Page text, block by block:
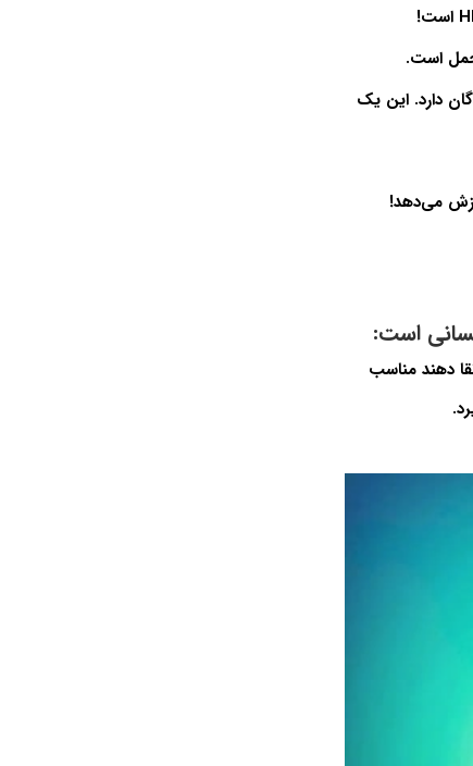
است.
دارد. این یک
می‌دهد!
دهند مناسب